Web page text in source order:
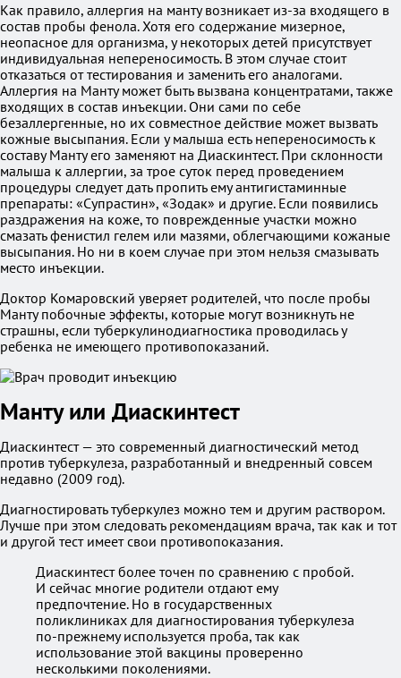
Как правило, аллергия на манту возникает из-за входящего в
состав пробы фенола. Хотя его содержание мизерное,
неопасное для организма, у некоторых детей присутствует
индивидуальная непереносимость. В этом случае стоит
отказаться от тестирования и заменить его аналогами.
Аллергия на Манту может быть вызвана концентратами, также
входящих в состав инъекции. Они сами по себе
безаллергенные, но их совместное действие может вызвать
кожные высыпания. Если у малыша есть непереносимость к
составу Манту его заменяют на Диаскинтест. При склонности
малыша к аллергии, за трое суток перед проведением
процедуры следует дать пропить ему антигистаминные
препараты: «Супрастин», «Зодак» и другие. Если появились
раздражения на коже, то поврежденные участки можно
смазать фенистил гелем или мазями, облегчающими кожаные
высыпания. Но ни в коем случае при этом нельзя смазывать
место инъекции.
Доктор Комаровский уверяет родителей, что после пробы
Манту побочные эффекты, которые могут возникнуть не
страшны, если туберкулинодиагностика проводилась у
ребенка не имеющего противопоказаний.
Манту или Диаскинтест
Диаскинтест — это современный диагностический метод
против туберкулеза, разработанный и внедренный совсем
недавно (2009 год).
Диагностировать туберкулез можно тем и другим раствором.
Лучше при этом следовать рекомендациям врача, так как и тот
и другой тест имеет свои противопоказания.
Диаскинтест более точен по сравнению с пробой.
И сейчас многие родители отдают ему
предпочтение. Но в государственных
поликлиниках для диагностирования туберкулеза
по-прежнему используется проба, так как
использование этой вакцины проверенно
несколькими поколениями.